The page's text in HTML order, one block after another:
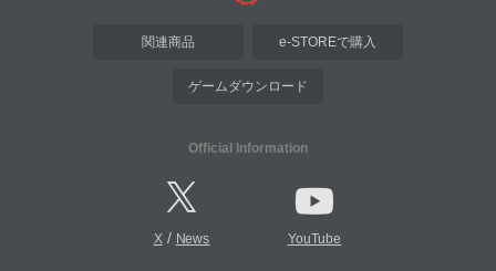
関連商品 e-STOREで購入
ゲームダウンロード
Official Information
X/ News YouTube